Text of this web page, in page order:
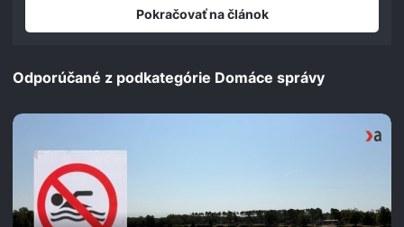
Pokračovať na článok
Odporúčané z podkategórie Domáce správy